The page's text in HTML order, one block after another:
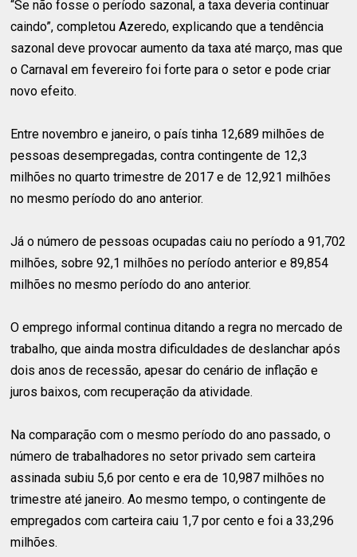
“Se não fosse o período sazonal, a taxa deveria continuar
caindo”, completou Azeredo, explicando que a tendência
sazonal deve provocar aumento da taxa até março, mas que
o Carnaval em fevereiro foi forte para o setor e pode criar
novo efeito.
Entre novembro e janeiro, o país tinha 12,689 milhões de
pessoas desempregadas, contra contingente de 12,3
milhões no quarto trimestre de 2017 e de 12,921 milhões
no mesmo período do ano anterior.
Já o número de pessoas ocupadas caiu no período a 91,702
milhões, sobre 92,1 milhões no período anterior e 89,854
milhões no mesmo período do ano anterior.
O emprego informal continua ditando a regra no mercado de
trabalho, que ainda mostra dificuldades de deslanchar após
dois anos de recessão, apesar do cenário de inflação e
juros baixos, com recuperação da atividade.
Na comparação com o mesmo período do ano passado, o
número de trabalhadores no setor privado sem carteira
assinada subiu 5,6 por cento e era de 10,987 milhões no
trimestre até janeiro. Ao mesmo tempo, o contingente de
empregados com carteira caiu 1,7 por cento e foi a 33,296
milhões.